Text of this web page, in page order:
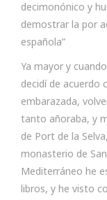
decimonónico y
demostrar la por
española”
Ya mayor y
decidí de acuerdo
embarazada,
tanto añoraba, y
de Port de la
monasterio de
Mediterráneo he
libros, y he visto